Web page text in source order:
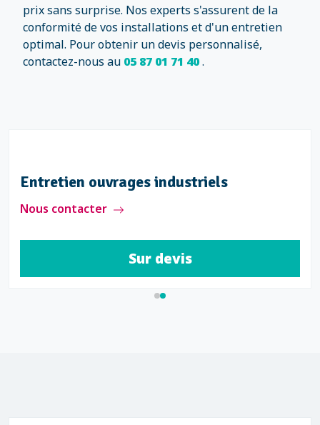
prix sans surprise. Nos experts s'assurent de la
conformité de vos installations et d'un entretien
optimal. Pour obtenir un devis personnalisé,
contactez-nous au 05 87 01 71 40.
Entretien ouvrages industriels
Nous contacter
Sur devis